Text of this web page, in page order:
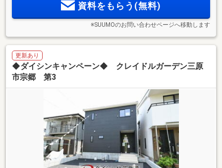
資料をもらう(無料)
※SUUMOのお問い合わせページへ移動します
更新あり
◆ダイシンキャンペーン◆ クレイドルガーデン三原
市宗郷 第3